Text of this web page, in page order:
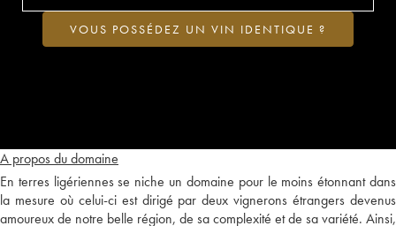
A propos du domaine
En terres ligériennes se niche un domaine pour le moins étonnant dans
la mesure où celui-ci est dirigé par deux vignerons étrangers devenus
amoureux de notre belle région, de sa complexité et de sa variété. Ainsi,
VOUS POSSÉDEZ UN VIN IDENTIQUE ?